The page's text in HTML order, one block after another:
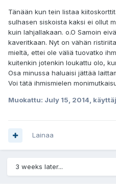
Tänään kun tein listaa
sulhasen siskoista kaksi ei ollut
kuin lahjallakaan. o.O Samoin
kaveritkaan. Nyt on vähän
mieltä, ettei ole väliä tuovatko
kuitenkin jotenkin loukattu olo,
Osa minussa haluaisi jättää
Voi tätä ihmismielen
Muokattu: July 15, 2014,
Lainaa
3 weeks later...